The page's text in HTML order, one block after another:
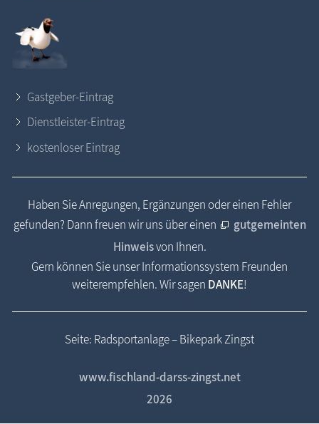
Gastgeber-Eintrag
Dienstleister-Eintrag
kostenloser Eintrag
Haben Sie Anregungen, Ergänzungen oder einen Fehler
gefunden? Dann freuen wir uns über einen
gutgemeinten
Hinweisvon Ihnen.
Gern können Sie unser Informationssystem Freunden
weiterempfehlen. Wir sagen DANKE!
Seite: Radsportanlage – Bikepark Zingst
www.fischland-darss-zingst.net
2026